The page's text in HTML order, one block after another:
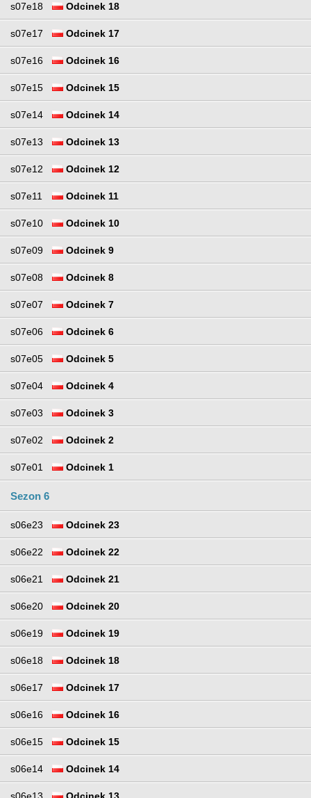
s07e18 Odcinek 18
s07e17 Odcinek 17
s07e16 Odcinek 16
s07e15 Odcinek 15
s07e14 Odcinek 14
s07e13 Odcinek 13
s07e12 Odcinek 12
s07e11 Odcinek 11
s07e10 Odcinek 10
s07e09 Odcinek 9
s07e08 Odcinek 8
s07e07 Odcinek 7
s07e06 Odcinek 6
s07e05 Odcinek 5
s07e04 Odcinek 4
s07e03 Odcinek 3
s07e02 Odcinek 2
s07e01 Odcinek 1
Sezon 6
s06e23 Odcinek 23
s06e22 Odcinek 22
s06e21 Odcinek 21
s06e20 Odcinek 20
s06e19 Odcinek 19
s06e18 Odcinek 18
s06e17 Odcinek 17
s06e16 Odcinek 16
s06e15 Odcinek 15
s06e14 Odcinek 14